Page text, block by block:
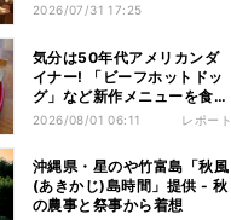
楽しむツアーを販売 – 徳島を
2026/07/31 17:25
気分は50年代アメリカンダ
イナー! 「ビーフホットドッ
グ」など新作メニューを食べ
てきた【1955 東京ベイ by
2026/08/01 06:11 レポート
沖縄県・星のや竹富島「秋風
(あきかじ)島時間」提供 - 秋
の農事と祭事から着想